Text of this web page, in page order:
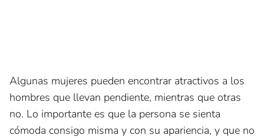
Algunas mujeres pueden encontrar atractivos a los
hombres que llevan pendiente, mientras que otras
no. Lo importante es que la persona se sienta
cómoda consigo misma y con su apariencia, y que no